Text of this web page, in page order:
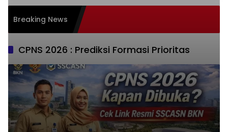
Breaking News
CPNS 2026 : Prediksi Formasi Prioritas